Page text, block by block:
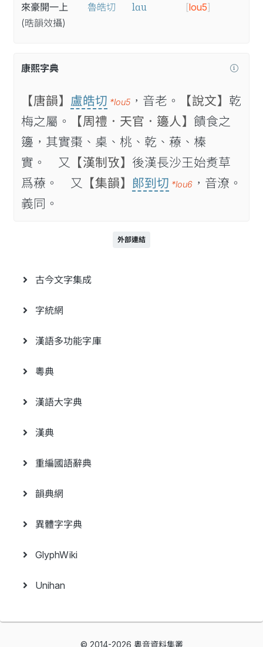
來豪開一上
(晧韻效攝)
魯皓切 lɑu [lou5]
康熙字典
【唐韻】 盧皓切 *lou5 ，音老。 【說文】 乾
梅之屬。
【周禮．天官．籩人】 饋食之
籩，其實棗、㮚、桃、乾、䕩、榛
實。 又
【漢制攷】 後漢長沙王始煑草
爲䕩。 又
【集韻】 郞到切 *lou6 ，音潦。
義同。
外部連結
古今文字集成
字統網
漢語多功能字庫
粵典
漢語大字典
漢典
重編國語辭典
韻典網
異體字字典
GlyphWiki
Unihan
© 2014-2026 粵音資料集叢